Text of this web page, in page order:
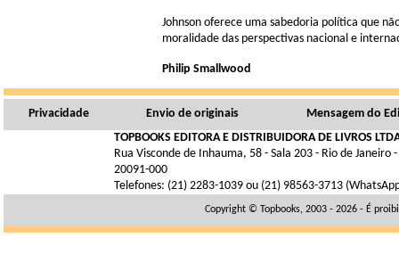
Johnson oferece uma sabedoria política que
moralidade das perspectivas nacional e
Philip Smallwood
Privacidade Envio de originais
Mensagem do
TOPBOOKS EDITORA E DISTRIBUIDORA DE LIVROS
Rua Visconde de Inhauma, 58 - Sala 203 - Rio de Janeiro -
20091-000
Telefones: (21) 2283-1039 ou (21) 98563-3713
Copyright © Topbooks, 2003 - 2026 - É